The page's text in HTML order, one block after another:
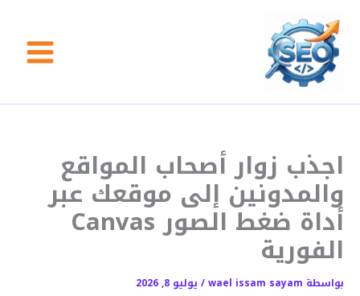
المحتوى
اجذب زوار أصحاب المواقع
والمدونين إلى موقعك عبر
أداة ضغط الصور Canvas
الفورية
بواسطة wael issam sayam
/ يوليو 8, 2026